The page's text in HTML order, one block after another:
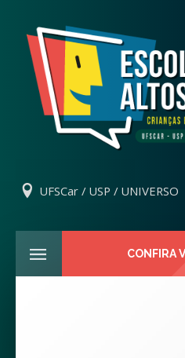
UFSCar / USP / UNIVERSO
CONFIRA